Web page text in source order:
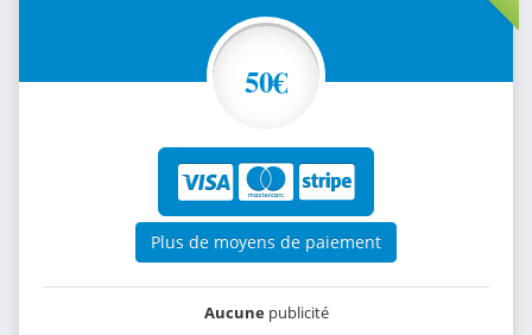
50€
Plus de moyens de paiement
Aucunepublicité